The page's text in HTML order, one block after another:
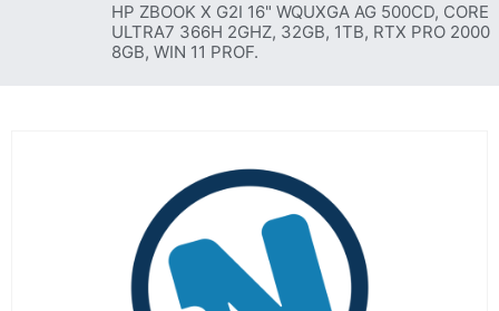
KOMPONENS
LAPTOP SZERVIZ
HP ZBOOK X G2I 16" WQUXGA AG 500CD, CORE
ULTRA7 366H 2GHZ, 32GB, 1TB, RTX PRO 2000
8GB, WIN 11 PROF.